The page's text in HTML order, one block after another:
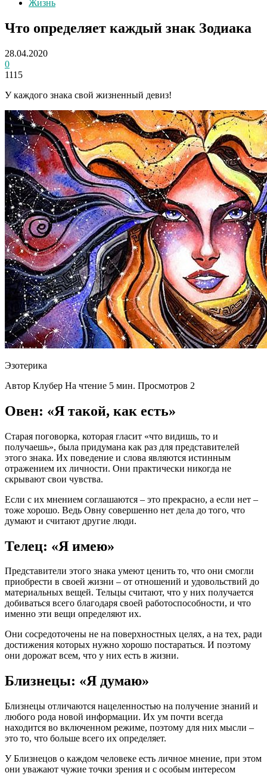
Жизнь
Что определяет каждый знак Зодиака
28.04.2020
0
1115
У каждого знака свой жизненный девиз!
Эзотерика
Автор Клубер На чтение 5 мин. Просмотров 2
Овен: «Я такой, как есть»
Старая поговорка, которая гласит «что видишь, то и
получаешь», была придумана как раз для представителей
этого знака. Их поведение и слова являются истинным
отражением их личности. Они практически никогда не
скрывают свои чувства.
Если с их мнением соглашаются – это прекрасно, а если нет –
тоже хорошо. Ведь Овну совершенно нет дела до того, что
думают и считают другие люди.
Телец: «Я имею»
Представители этого знака умеют ценить то, что они смогли
приобрести в своей жизни – от отношений и удовольствий до
материальных вещей. Тельцы считают, что у них получается
добиваться всего благодаря своей работоспособности, и что
именно эти вещи определяют их.
Они сосредоточены не на поверхностных целях, а на тех, ради
достижения которых нужно хорошо постараться. И поэтому
они дорожат всем, что у них есть в жизни.
Близнецы: «Я думаю»
Близнецы отличаются нацеленностью на получение знаний и
любого рода новой информации. Их ум почти всегда
находится во включенном режиме, поэтому для них мысли –
это то, что больше всего их определяет.
У Близнецов о каждом человеке есть личное мнение, при этом
они уважают чужие точки зрения и с особым интересом